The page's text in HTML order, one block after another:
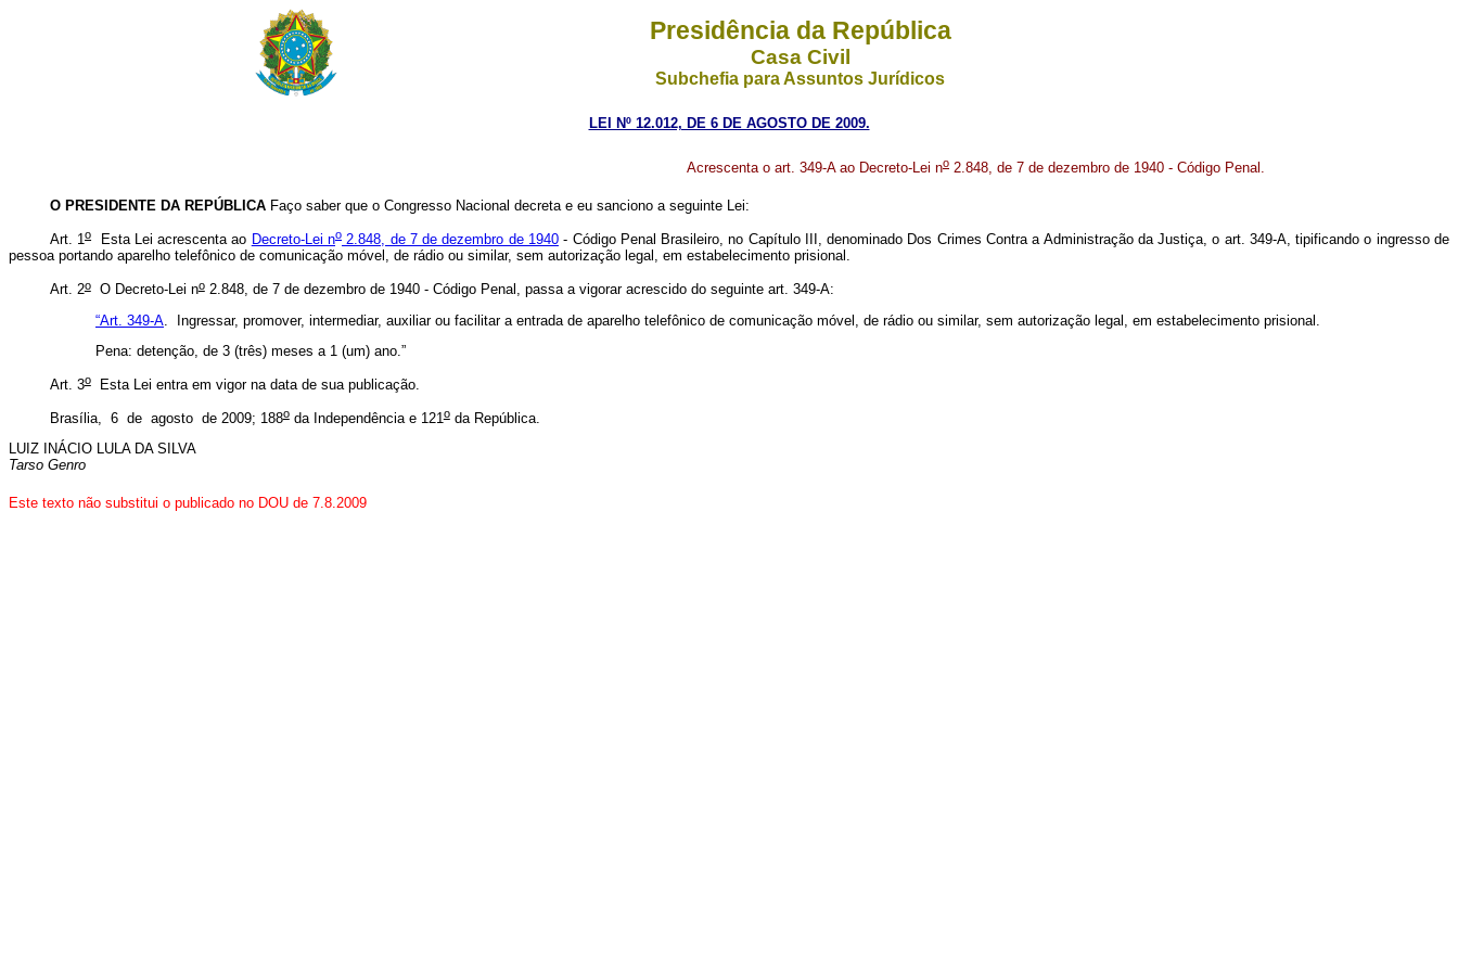
Presidência da República
Casa Civil
Subchefia para Assuntos Jurídicos
LEI Nº 12.012, DE 6 DE AGOSTO DE 2009.
Acrescenta o art. 349-A ao Decreto-Lei no 2.848, de 7 de dezembro de 1940 - Código Penal.
O PRESIDENTE DA REPÚBLICA Faço saber que o Congresso Nacional decreta e eu sanciono a seguinte Lei:
Art. 1o Esta Lei acrescenta ao Decreto-Lei no 2.848, de 7 de dezembro de 1940- Código Penal Brasileiro, no Capítulo III, denominado Dos Crimes Contra a Administração da Justiça, o art. 349-A, tipificando o ingresso de
pessoa portando aparelho telefônico de comunicação móvel, de rádio ou similar, sem autorização legal, em estabelecimento prisional.
Art. 2oO Decreto-Lei no2.848, de 7 de dezembro de 1940 - Código Penal, passa a vigorar acrescido do seguinte art. 349-A:
“Art. 349-A . Ingressar, promover, intermediar, auxiliar ou facilitar a entrada de aparelho telefônico de comunicação móvel, de rádio ou similar, sem autorização legal, em estabelecimento prisional.
Pena: detenção, de 3 (três) meses a 1 (um) ano.”
Art. 3oEsta Lei entra em vigor na data de sua publicação.
Brasília, 6 de agosto de 2009; 188oda Independência e 121oda República.
LUIZ INÁCIO LULA DA SILVA
Tarso Genro
Este texto não substitui o publicado no DOU de 7.8.2009